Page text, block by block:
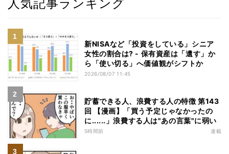
人気記事ランキング
新NISAなど「投資をしている」シニア
女性の割合は? - 保有資産は「遺す」か
ら「使い切る」へ価値観がシフトか
2026/08/07 11:45
貯蓄できる人、浪費する人の特徴 第143
回 【漫画】「買う予定じゃなかったの
に......」浪費する人は"あの言葉"に弱い
5時間前 連載